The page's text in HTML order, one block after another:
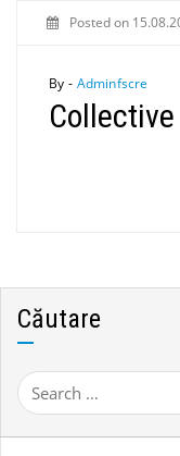
Posted on
By - Adminfscre
Căutare
Search
for: